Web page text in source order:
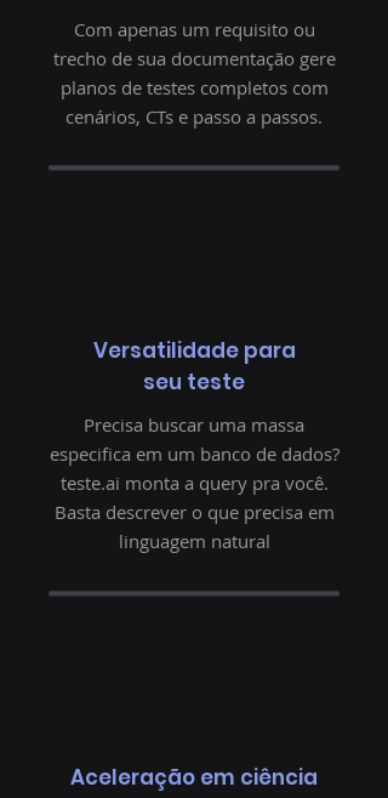
Com apenas um requisito ou
trecho de sua documentação gere
planos de testes completos com
cenários, CTs e passo a passos.
Versatilidade para
seu teste
Precisa buscar uma massa
especifica em um banco de dados?
teste.ai monta a query pra você.
Basta descrever o que precisa em
linguagem natural
Aceleração em ciência